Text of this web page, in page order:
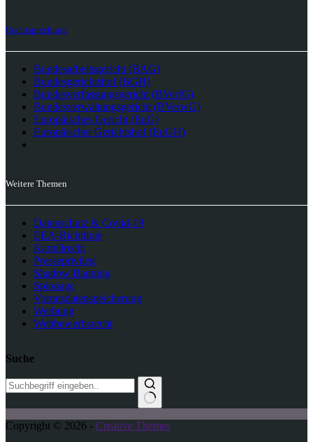
Rechtsprechung
Bundesarbeitsgericht (BAG)
Bundesgerichtshof (BGH)
Bundesverfassungsgericht (BVerfG)
Bundesverwaltungsgericht (BVerwG)
Europäisches Gericht (EuG)
Europäischer Gerichtshof (EuGH)
Weitere Themen
Datenschutz & Covid-19
EEA-Richtlinie
Kartellrecht
Presseprivileg
Shadow Banning
Spionage
Vorratsdatenspeicherung
Werbung
Wettbewerbsrecht
Suche
e
Copyright © 2026 - Creative Themes